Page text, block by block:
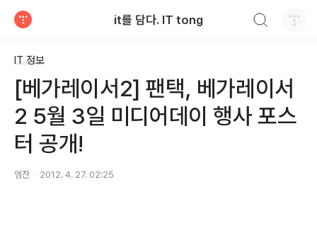
it를 담다. IT tong
IT 정보
[베가레이서2] 팬택, 베가레이서
2 5월 3일 미디어데이 행사 포스
터 공개!
엠찬 2012. 4. 27. 02:25